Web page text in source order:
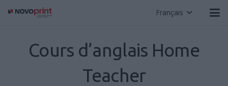
Français
Cours d’anglais Home
Teacher